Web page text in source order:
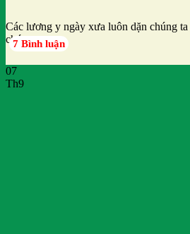
Các lương y ngày xưa luôn dặn chúng
chúng
7 Bình luận
07
Th9